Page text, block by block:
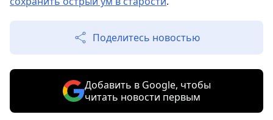
Поделитесь новостью
Добавить в Google, чтобы
читать новости первым